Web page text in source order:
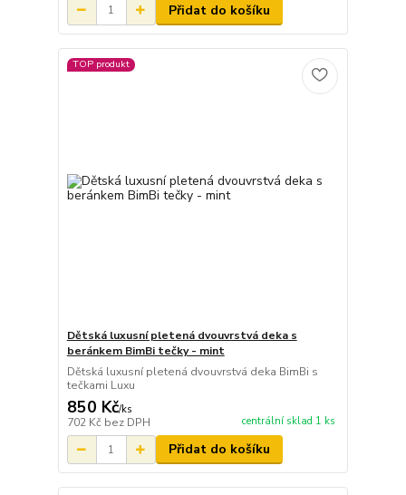
Přidat do košíku
TOP produkt
Dětská luxusní pletená dvouvrstvá deka s
beránkem BimBi tečky - mint
Dětská luxusní pletená dvouvrstvá deka BimBi s
tečkami Luxu
850 Kč/ks
702 Kč bez DPH centrální sklad 1 ks
Přidat do košíku